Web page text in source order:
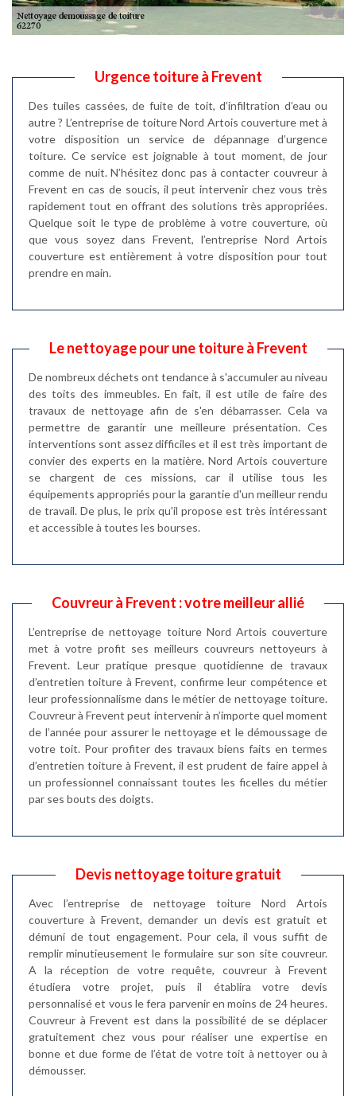
Urgence toiture à Frevent
Des tuiles cassées, de fuite de toit, d’infiltration d’eau ou
autre ? L’entreprise de toiture Nord Artois couverture met à
votre disposition un service de dépannage d’urgence
toiture. Ce service est joignable à tout moment, de jour
comme de nuit. N’hésitez donc pas à contacter couvreur à
Frevent en cas de soucis, il peut intervenir chez vous très
rapidement tout en offrant des solutions très appropriées.
Quelque soit le type de problème à votre couverture, où
que vous soyez dans Frevent, l’entreprise Nord Artois
couverture est entièrement à votre disposition pour tout
prendre en main.
Le nettoyage pour une toiture à Frevent
De nombreux déchets ont tendance à s'accumuler au niveau
des toits des immeubles. En fait, il est utile de faire des
travaux de nettoyage afin de s'en débarrasser. Cela va
permettre de garantir une meilleure présentation. Ces
interventions sont assez difficiles et il est très important de
convier des experts en la matière. Nord Artois couverture
se chargent de ces missions, car il utilise tous les
équipements appropriés pour la garantie d'un meilleur rendu
de travail. De plus, le prix qu'il propose est très intéressant
et accessible à toutes les bourses.
Couvreur à Frevent : votre meilleur allié
L’entreprise de nettoyage toiture Nord Artois couverture
met à votre profit ses meilleurs couvreurs nettoyeurs à
Frevent. Leur pratique presque quotidienne de travaux
d’entretien toiture à Frevent, confirme leur compétence et
leur professionnalisme dans le métier de nettoyage toiture.
Couvreur à Frevent peut intervenir à n’importe quel moment
de l’année pour assurer le nettoyage et le démoussage de
votre toit. Pour profiter des travaux biens faits en termes
d’entretien toiture à Frevent, il est prudent de faire appel à
un professionnel connaissant toutes les ficelles du métier
par ses bouts des doigts.
Devis nettoyage toiture gratuit
Avec l’entreprise de nettoyage toiture Nord Artois
couverture à Frevent, demander un devis est gratuit et
démuni de tout engagement. Pour cela, il vous suffit de
remplir minutieusement le formulaire sur son site couvreur.
A la réception de votre requête, couvreur à Frevent
étudiera votre projet, puis il établira votre devis
personnalisé et vous le fera parvenir en moins de 24 heures.
Couvreur à Frevent est dans la possibilité de se déplacer
gratuitement chez vous pour réaliser une expertise en
bonne et due forme de l’état de votre toit à nettoyer ou à
démousser.